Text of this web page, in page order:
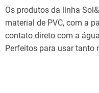
Os produtos da linha
material de PVC, com a
contato direto com a
Perfeitos para usar tanto